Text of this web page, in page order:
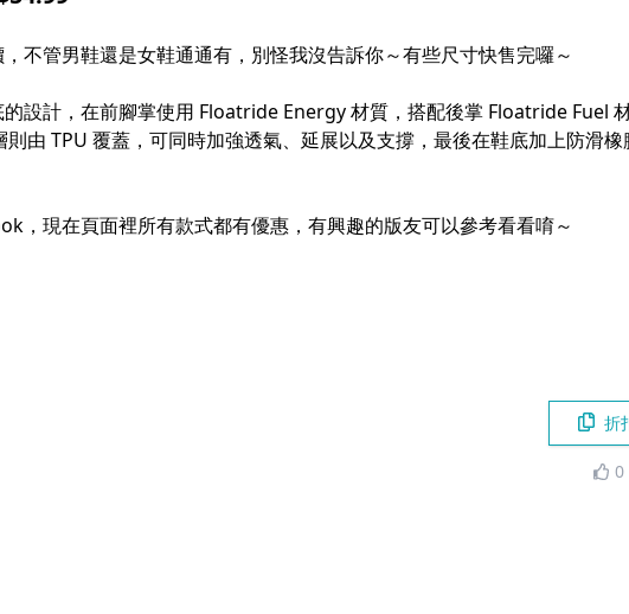
不管男鞋還是女鞋通通有，別怪我沒告訴你～有些尺寸快售完囉～
設計，在前腳掌使用 Floatride Energy 材質，搭配後掌 Floatride Fuel
由 TPU 覆蓋，可同時加強透氣、延展以及支撐，最後在鞋底加上防滑
，現在頁面裡所有款式都有優惠，有興趣的版友可以參考看看唷～
折
0